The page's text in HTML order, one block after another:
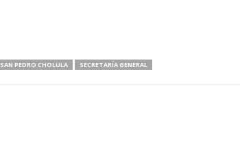
SAN PEDRO CHOLULA SECRETARÍA GENERAL